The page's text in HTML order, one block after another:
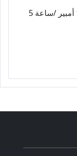
أفضل بطاريات ليثيوم أيون 48 فولت 100 أمبير /ساعة 5